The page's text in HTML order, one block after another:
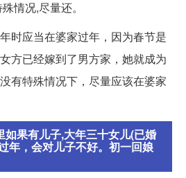
情况,尽量还。
时应当在婆家过年，因为春节是
方已经嫁到了男方家，她就成为
有特殊情况下，尽量应该在婆家
如果有儿子,大年三十女儿(已婚
年，会对儿子不好。初一回娘